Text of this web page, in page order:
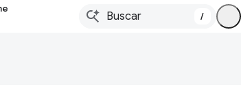
/